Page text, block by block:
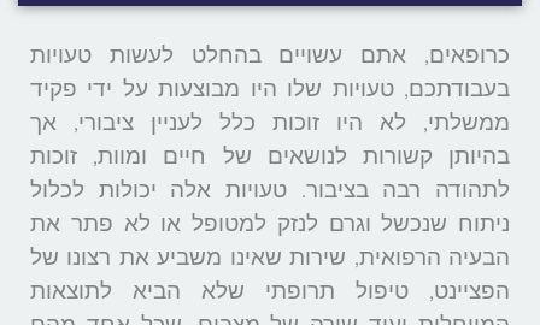
כרופאים, אתם עשויים בהחלט לעשות טעויות
בעבודתכם, טעויות שלו היו מבוצעות על ידי פקיד
ממשלתי, לא היו זוכות כלל לעניין ציבורי, אך
בהיותן קשורות לנושאים של חיים ומוות, זוכות
לתהודה רבה בציבור. טעויות אלה יכולות לכלול
ניתוח שנכשל וגרם לנזק למטופל או לא פתר את
הבעיה הרפואית, שירות שאינו משביע את רצונו של
הפציינט, טיפול תרופתי שלא הביא לתוצאות